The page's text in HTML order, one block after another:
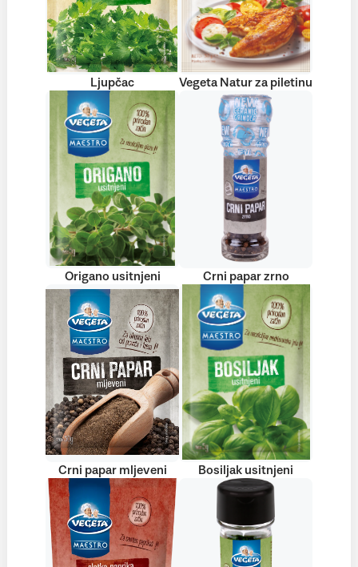
Ljupčac Vegeta Natur za piletinu
Origano usitnjeni Crni papar zrno
Crni papar mljeveni Bosiljak usitnjeni